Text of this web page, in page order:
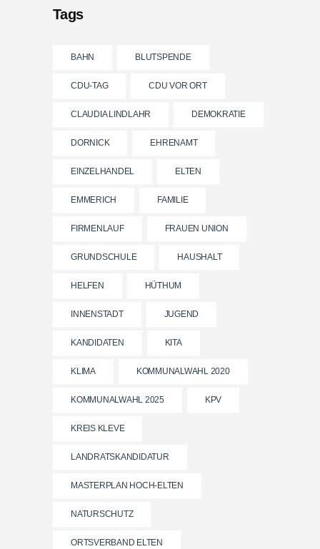
Tags
BAHN BLUTSPENDE
CDU-TAG CDU VOR ORT
CLAUDIA LINDLAHR DEMOKRATIE
DORNICK EHRENAMT
EINZELHANDEL ELTEN
EMMERICH FAMILIE
FIRMENLAUF FRAUEN UNION
GRUNDSCHULE HAUSHALT
HELFEN HÜTHUM
INNENSTADT JUGEND
KANDIDATEN KITA
KLIMA KOMMUNALWAHL 2020
KOMMUNALWAHL 2025 KPV
KREIS KLEVE
LANDRATSKANDIDATUR
MASTERPLAN HOCH-ELTEN
NATURSCHUTZ
ORTSVERBAND ELTEN